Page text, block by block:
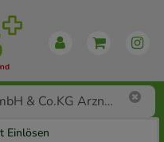
Einlösen